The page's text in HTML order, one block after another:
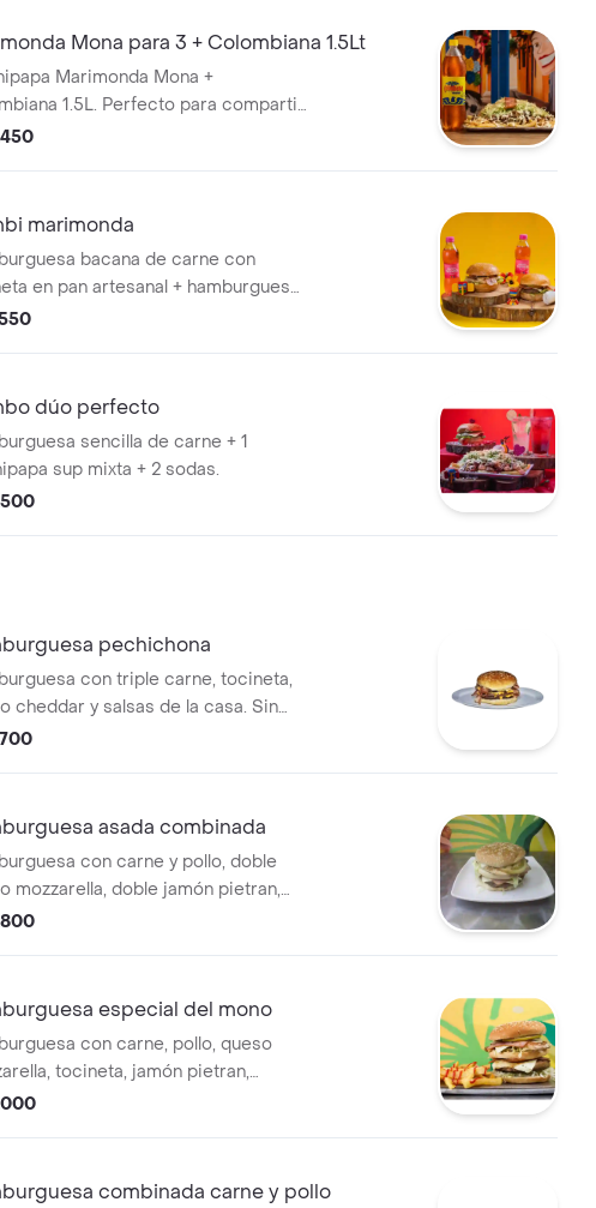
de sabores que le va a
a tu paladar más porción de
a la francesa
Mona para 3 + Colombiana 1.5Lt
Marimonda Mona +
1.5L. Perfecto para compartir
o 3 personas.
marimonda
bacana de carne con
en pan artesanal + hamburguesa
de pollo con tocineta en pan
dúo perfecto
sencilla de carne + 1
sup mixta + 2 sodas.
pechichona
con triple carne, tocineta,
cheddar y salsas de la casa. Sin
asada combinada
con carne y pollo, doble
mozzarella, doble jamón pietran,
cebolla, pepinillo, papita chip y
especial del mono
con carne, pollo, queso
tocineta, jamón pietran,
cebolla, salsas y porción papas.
combinada carne y pollo